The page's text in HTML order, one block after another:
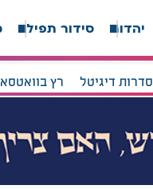
יהדות סידור תפילה
סדרות דיגיטל רץ